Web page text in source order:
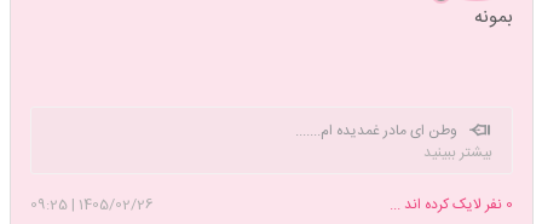
بمونه
وطن ای مادر غمدیده ام.......
بیشتر ببینید
1405/02/26
|
09:25 0 نفر لایک کرده اند ...